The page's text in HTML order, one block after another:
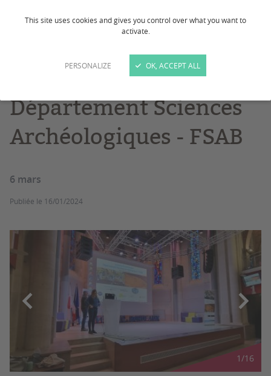
This site uses cookies and gives you control over what you want to
activate.
PERSONALIZE OK, ACCEPT ALL
Journée scientifique
Département Sciences
Archéologiques - FSAB
6 mars
Publiée le 16/01/2024
1/16